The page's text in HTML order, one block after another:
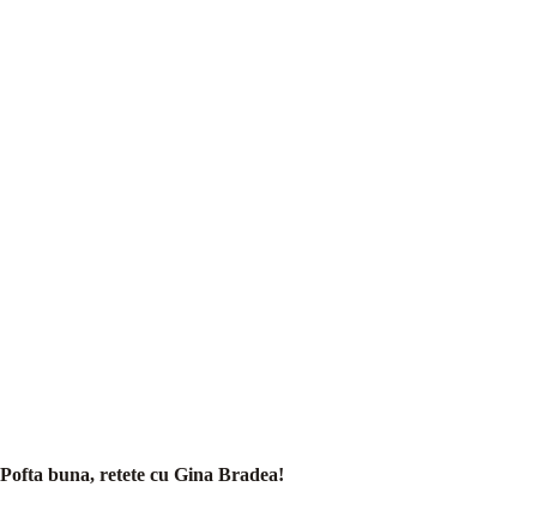
Pofta buna, retete cu Gina Bradea!